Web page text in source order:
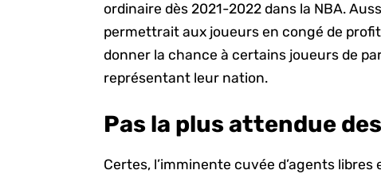
ordinaire dès 2021-2022 dans la NBA.
permettrait aux joueurs en congé de
donner la chance à certains joueurs de
représentant leur nation.
Pas la plus attendue
Certes, l’imminente cuvée d’agents